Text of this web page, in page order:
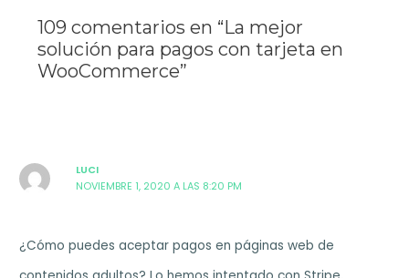
109 comentarios en “La mejor
solución para pagos con tarjeta en
WooCommerce”
LUCI
NOVIEMBRE 1, 2020 A LAS 8:20 PM
¿Cómo puedes aceptar pagos en páginas web de